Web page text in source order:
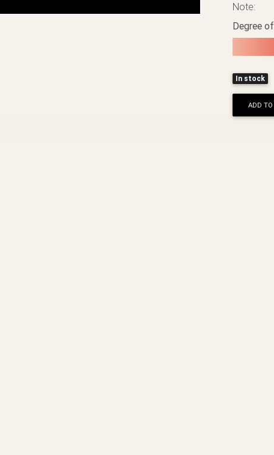
Note:
Degree
In stock
ADD TO